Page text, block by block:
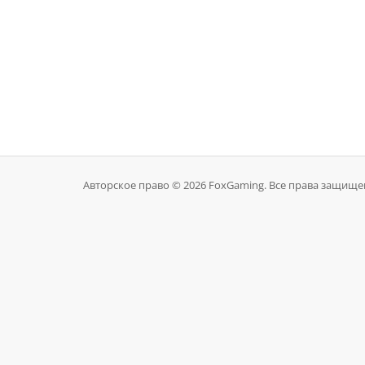
Авторское право © 2026 FoxGaming. Все права